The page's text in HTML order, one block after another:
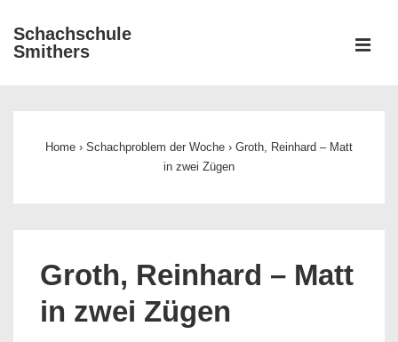
Zum
Inhalt
Schachschule
Smithers
Home › Schachproblem der Woche › Groth, Reinhard – Matt
in zwei Zügen
Groth, Reinhard – Matt
in zwei Zügen